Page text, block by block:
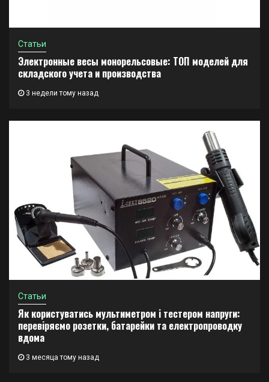
Статьи
Электронные весы монорельсовые: ТОП моделей для
складского учета и производства
3 недели тому назад
Статьи
Як користуватись мультиметром і тестером напруги:
перевіряємо розетки, батарейки та електропроводку
вдома
3 месяца тому назад